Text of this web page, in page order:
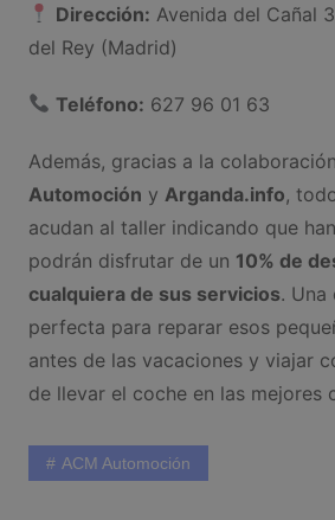
Dirección: Avenida del Cañal
del Rey (Madrid)
Teléfono: 627 96 01 63
Además, gracias a la
Automoción y Arganda.info,
acudan al taller indicando que
podrán disfrutar de un 10% de
cualquiera de sus servicios. Una
perfecta para reparar esos
antes de las vacaciones y viajar
de llevar el coche en las mejores
ACM Automoción